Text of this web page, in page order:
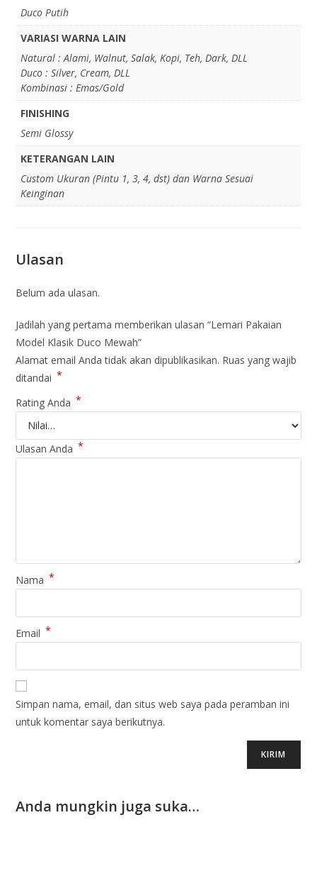
Duco Putih
VARIASI WARNA LAIN
Natural : Alami, Walnut, Salak, Kopi, Teh, Dark, DLL
Duco : Silver, Cream, DLL
Kombinasi : Emas/Gold
FINISHING
Semi Glossy
KETERANGAN LAIN
Custom Ukuran (Pintu 1, 3, 4, dst) dan Warna Sesuai
Keinginan
Ulasan
Belum ada ulasan.
Jadilah yang pertama memberikan ulasan “Lemari Pakaian
Model Klasik Duco Mewah”
Alamat email Anda tidak akan dipublikasikan. Ruas yang wajib
ditandai *
Rating Anda *
Ulasan Anda *
Nama *
Email *
Simpan nama, email, dan situs web saya pada peramban ini
untuk komentar saya berikutnya.
Anda mungkin juga suka…